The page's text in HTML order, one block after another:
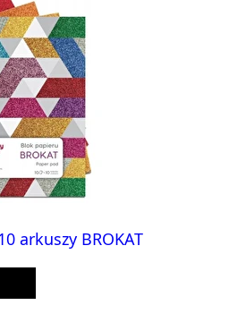
arkuszy BROKAT